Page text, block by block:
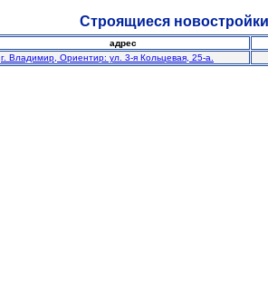
Строящиеся
адрес
г. Владимир, Ориентир: ул. 3-я Кольцевая, 25-а.